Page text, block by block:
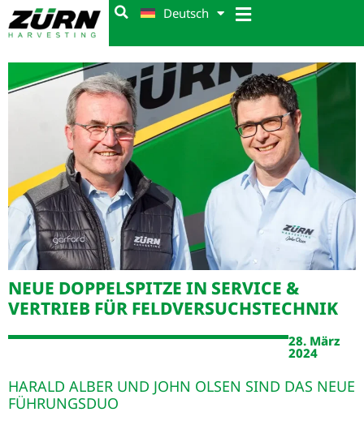
Deutsch
NEUE DOPPEL­SPITZE IN SERVICE &
VERTRIEB FÜR FELD­VERSUCHS­TECHNIK
28. März
2024
HARALD ALBER UND JOHN OLSEN SIND DAS NEUE
FÜHRUNGSDUO